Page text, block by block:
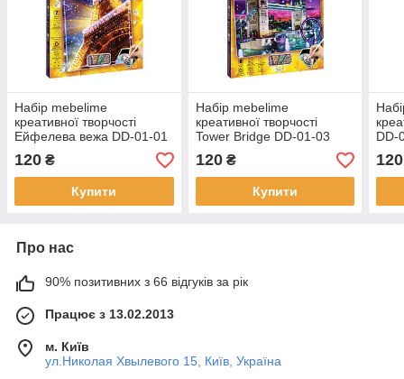
Набір mebelime
креативної творчості
Ейфелева вежа DD-01-01
120 ₴
Купити
Набір mebelime
креативної творчості
Tower Bridge DD-01-03
120₴
Купити
DD-
120
Про нас
90% позитивних з 66 відгуків за рік
Працює з 13.02.2013
м. Київ
ул.Николая Хвылевого 15, Київ, Україна